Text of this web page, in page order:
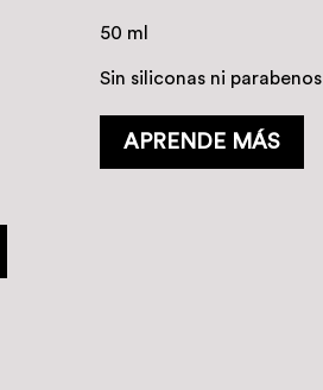
50 ml
Sin siliconas ni parabenos
APRENDE MÁS